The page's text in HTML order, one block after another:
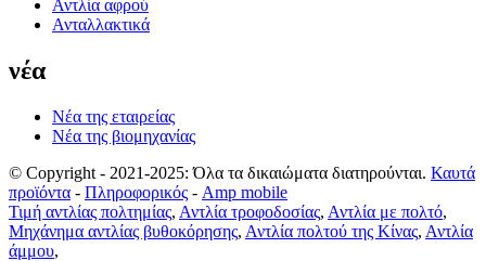
Αντλία αφρού
Ανταλλακτικά
νέα
Νέα της εταιρείας
Νέα της βιομηχανίας
© Copyright - 2021-2025: Όλα τα δικαιώματα διατηρούνται. Καυτά
προϊόντα - Πληροφορικός - Amp mobile
Τιμή αντλίας πολτημίας, Αντλία τροφοδοσίας, Αντλία με πολτό,
Μηχάνημα αντλίας βυθοκόρησης, Αντλία πολτού της Κίνας, Αντλία
άμμου,